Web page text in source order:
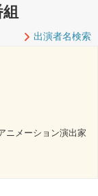
出演者名検索
ニメーション演出家